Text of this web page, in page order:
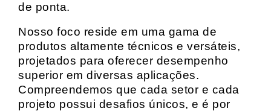
de ponta.
Nosso foco reside em uma gama de
produtos altamente técnicos e versáteis,
projetados para oferecer desempenho
superior em diversas aplicações.
Compreendemos que cada setor e cada
projeto possui desafios únicos, e é por